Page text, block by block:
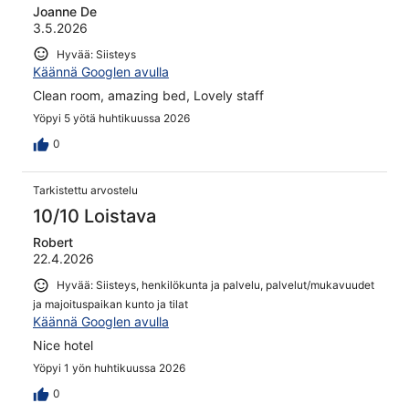
Joanne De
3.5.2026
Hyvää: Siisteys
Käännä Googlen avulla
Clean room, amazing bed, Lovely staff
Yöpyi 5 yötä huhtikuussa 2026
0
Tarkistettu arvostelu
10/10 Loistava
Robert
22.4.2026
Hyvää: Siisteys, henkilökunta ja palvelu, palvelut/mukavuudet
ja majoituspaikan kunto ja tilat
Käännä Googlen avulla
Nice hotel
Yöpyi 1 yön huhtikuussa 2026
0